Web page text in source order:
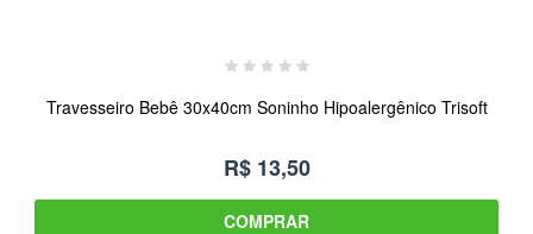
Travesseiro Bebê 30x40cm Soninho Hipoalergênico Trisoft
R$ 13,50
COMPRAR